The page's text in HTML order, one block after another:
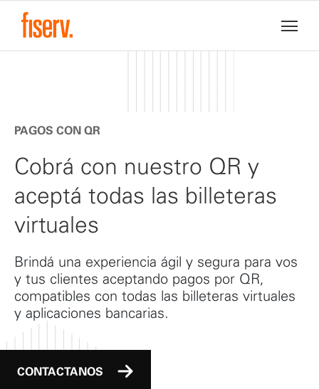
CONTACTANOS
PAGOS CON QR
Cobrá con nuestro QR y
aceptá todas las billeteras
virtuales
Brindá una experiencia ágil y segura para vos
y tus clientes aceptando pagos por QR,
compatibles con todas las billeteras virtuales
y aplicaciones bancarias.